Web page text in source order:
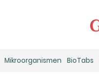
Mikroorganismen BioTabs